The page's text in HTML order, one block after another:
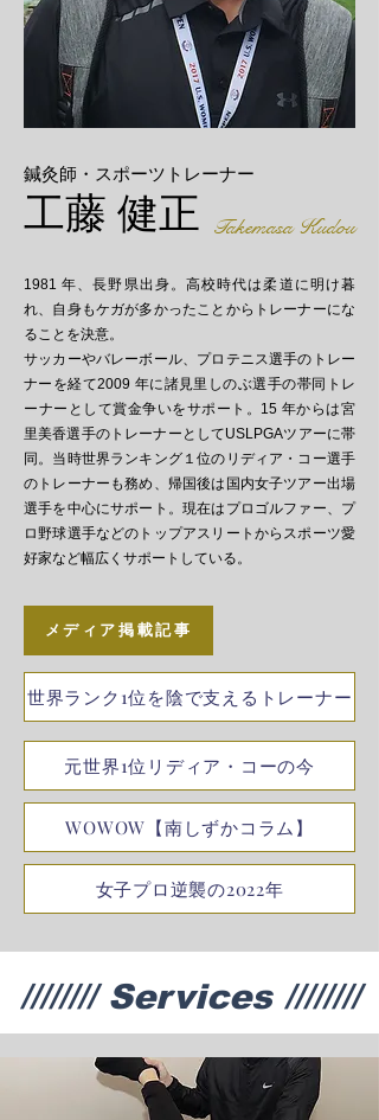
鍼灸師・スポーツトレーナー
工藤 健正 Takemasa Kudou
1981 年、⻑野県出⾝。⾼校時代は柔道に明け暮
れ、⾃⾝もケガが多かったことからトレーナーにな
ることを決意。
サッカーやバレーボール、プロテニス選⼿のトレー
ナーを経て2009 年に諸⾒⾥しのぶ選⼿の帯同トレ
ーナーとして賞⾦争いをサポート。15 年からは宮
⾥美⾹選⼿のトレーナーとしてUSLPGAツアーに帯
同。当時世界ランキング１位のリディア・コー選⼿
のトレーナーも務め、帰国後は国内⼥⼦ツアー出場
選⼿を中⼼にサポート。現在はプロゴルファー、プ
ロ野球選⼿などのトップアスリートからスポーツ愛
好家など幅広くサポートしている。
メディア掲載記事
世界ランク1位を陰で支えるトレーナー
元世界1位リディア・コーの今
WOWOW【南しずかコラム】
女子プロ逆襲の2022年
////////Services ////////